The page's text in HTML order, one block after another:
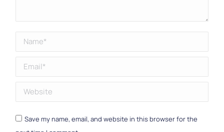
Name *
Email *
Website
Save my name, email, and website in this browser for the